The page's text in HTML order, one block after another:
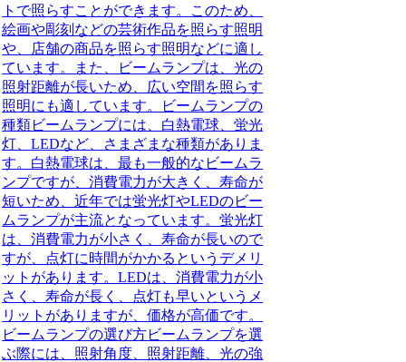
トで照らすことができます。このため、
絵画や彫刻などの芸術作品を照らす照明
や、店舗の商品を照らす照明などに適し
ています。また、ビームランプは、光の
照射距離が長いため、広い空間を照らす
照明にも適しています。ビームランプの
種類ビームランプには、白熱電球、蛍光
灯、LEDなど、さまざまな種類がありま
す。白熱電球は、最も一般的なビームラ
ンプですが、消費電力が大きく、寿命が
短いため、近年では蛍光灯やLEDのビー
ムランプが主流となっています。蛍光灯
は、消費電力が小さく、寿命が長いので
すが、点灯に時間がかかるというデメリ
ットがあります。LEDは、消費電力が小
さく、寿命が長く、点灯も早いというメ
リットがありますが、価格が高価です。
ビームランプの選び方ビームランプを選
ぶ際には、照射角度、照射距離、光の強